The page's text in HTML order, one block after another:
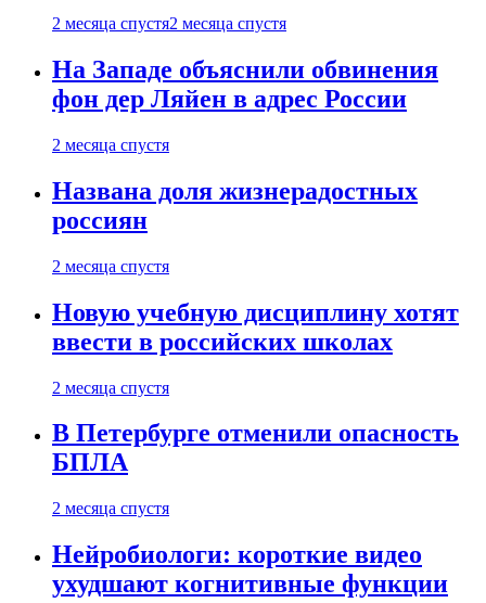
2 месяца спустя2 месяца спустя
На Западе объяснили обвинения
фон дер Ляйен в адрес России
2 месяца спустя
Названа доля жизнерадостных
россиян
2 месяца спустя
Новую учебную дисциплину хотят
ввести в российских школах
2 месяца спустя
В Петербурге отменили опасность
БПЛА
2 месяца спустя
Нейробиологи: короткие видео
ухудшают когнитивные функции